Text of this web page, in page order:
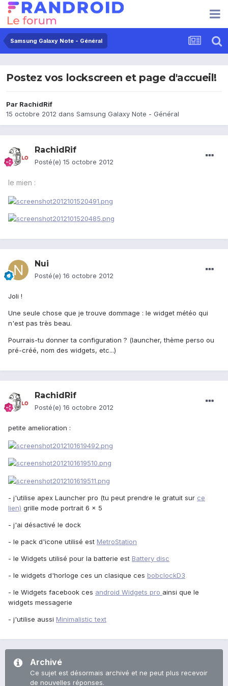
Samsung Galaxy Note - Général
Postez vos lockscreen et page d'accueil!
Par RachidRif
15 octobre 2012 dans Samsung Galaxy Note - Général
RachidRif
Posté(e) 15 octobre 2012
le mien :
Nui
Posté(e) 16 octobre 2012
Joli !
Une seule chose que je trouve dommage : le widget météo qui
n'est pas très beau.
Pourrais-tu donner ta configuration ? (launcher, thème perso ou
pré-créé, nom des widgets, etc...)
RachidRif
Posté(e) 16 octobre 2012
petite amelioration :
- j'utilise apex Launcher pro (tu peut prendre le gratuit sur ce
lien) grille mode portrait 6 x 5
- j'ai désactivé le dock
- le pack d'icone utilisé est MetroStation
- le Widgets utilisé pour la batterie est Battery disc
- le widgets d'horloge ces un clasique ces bobclockD3
- le Widgets facebook ces android Widgets pro ainsi que le
widgets messagerie
- j'utilise aussi Minimalistic text
Archivé
Ce sujet est désormais archivé et ne peut plus recevoir
de nouvelles réponses.